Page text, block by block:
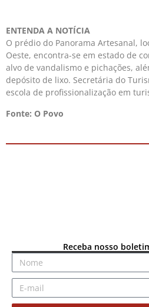
ENTENDA A NOTÍCIA
O prédio do Panorama Artesanal,
Oeste, encontra-se em estado de
alvo de vandalismo e pichações,
depósito de lixo. Secretária do
escola de profissionalização em
Fonte: O Povo
Receba nosso